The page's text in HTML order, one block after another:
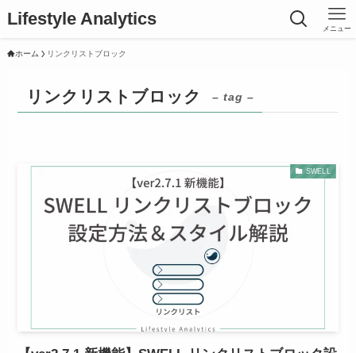
Lifestyle Analytics メニュー
ホーム リンクリストブロック
リンクリストブロック – tag –
SWELL